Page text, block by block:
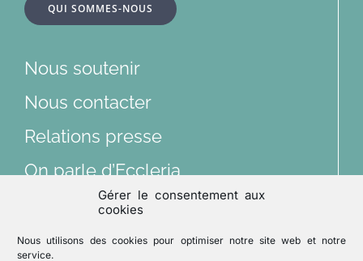
Gérer le consentement aux
cookies
Nous utilisons des cookies pour optimiser notre site web et notre
service.
Articles
Archives
QUI SOMMES-NOUS
Nous soutenir
Nous contacter
Relations presse
On parle d’Eccleria
Nous suivre sur les réseaux sociaux